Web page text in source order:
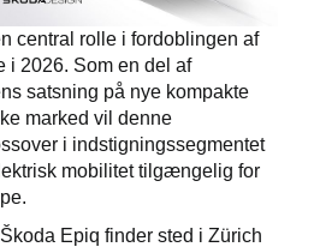
central rolle i fordoblingen af
i 2026. Som en del af
satsning på nye kompakte
marked vil denne
i indstigningssegmentet
mobilitet tilgængelig for
Epiq finder sted i Zürich